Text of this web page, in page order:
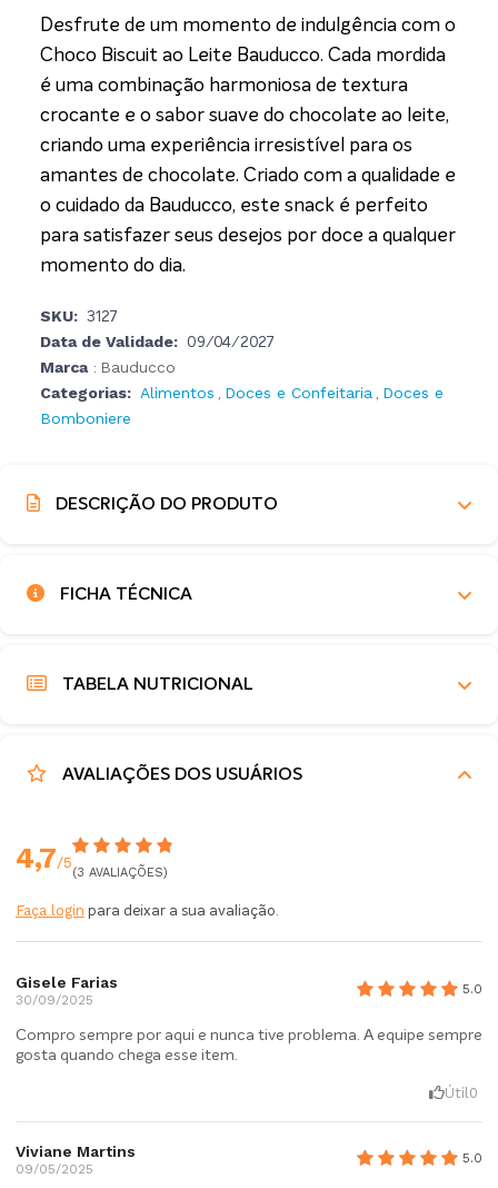
Desfrute de um momento de indulgência com o
Choco Biscuit ao Leite Bauducco. Cada mordida
é uma combinação harmoniosa de textura
crocante e o sabor suave do chocolate ao leite,
criando uma experiência irresistível para os
amantes de chocolate. Criado com a qualidade e
o cuidado da Bauducco, este snack é perfeito
para satisfazer seus desejos por doce a qualquer
momento do dia.
SKU: 3127
Data de Validade: 09/04/2027
Marca : Bauducco
Categorias: Alimentos , Doces e Confeitaria , Doces e
Bomboniere
DESCRIÇÃO DO PRODUTO
FICHA TÉCNICA
TABELA NUTRICIONAL
AVALIAÇÕES DOS USUÁRIOS
4,7/5
(3 AVALIAÇÕES)
Faça login para deixar a sua avaliação.
Gisele Farias
30/09/2025
5.0
Compro sempre por aqui e nunca tive problema. A equipe sempre
gosta quando chega esse item.
Útil 0
Viviane Martins
09/05/2025
5.0